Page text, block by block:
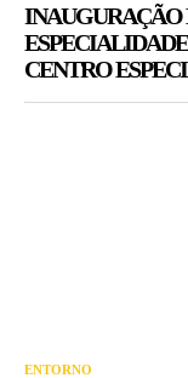
INAUGURAÇÃO
CENTRO
ENTORNO